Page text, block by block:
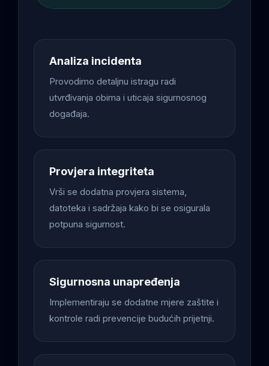
Analiza incidenta
Provodimo detaljnu istragu radi
utvrđivanja obima i uticaja sigurnosnog
događaja.
Provjera integriteta
Vrši se dodatna provjera sistema,
datoteka i sadržaja kako bi se osigurala
potpuna sigurnost.
Sigurnosna unapređenja
Implementiraju se dodatne mjere zaštite i
kontrole radi prevencije budućih prijetnji.